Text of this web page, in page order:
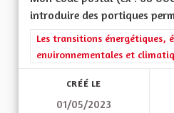
introduire des portiques
Filtrer les résultats de la
Les transitions énergétiques,
environnementales et
CRÉÉ LE
01/05/2023